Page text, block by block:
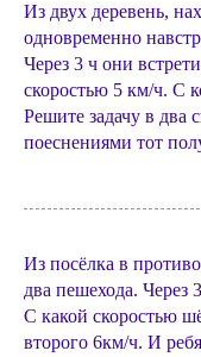
Из двух деревень,
одновременно
Через 3 ч они
скоростью 5 км/ч. С
Решите задачу в два
поеснениями тот
Из посёлка в
два пешехода. Через
С какой скоростью
второго 6км/ч. И